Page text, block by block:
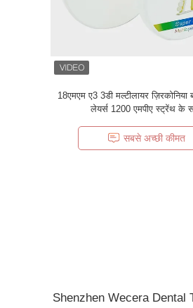
18एमएम ए3 3डी मल्टीलायर
लेयर्स 1200 एमपीए स्ट्रेंथ के
सबसे अच्छी कीमत
Shenzhen Wecera Dental